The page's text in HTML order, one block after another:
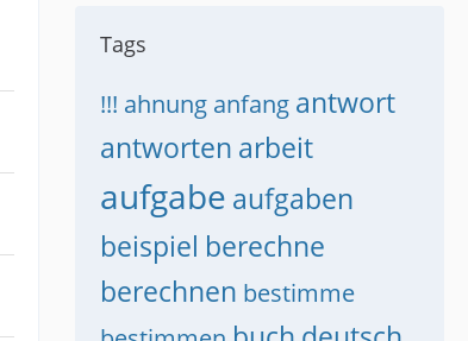
Tags
!!! ahnung anfang antwort
antworten arbeit
aufgabe aufgaben
beispiel berechne
berechnen bestimme